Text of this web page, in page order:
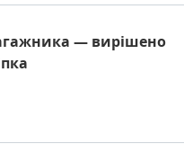
— вирішено